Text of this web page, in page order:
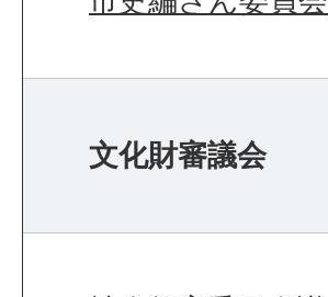
文化財審議会